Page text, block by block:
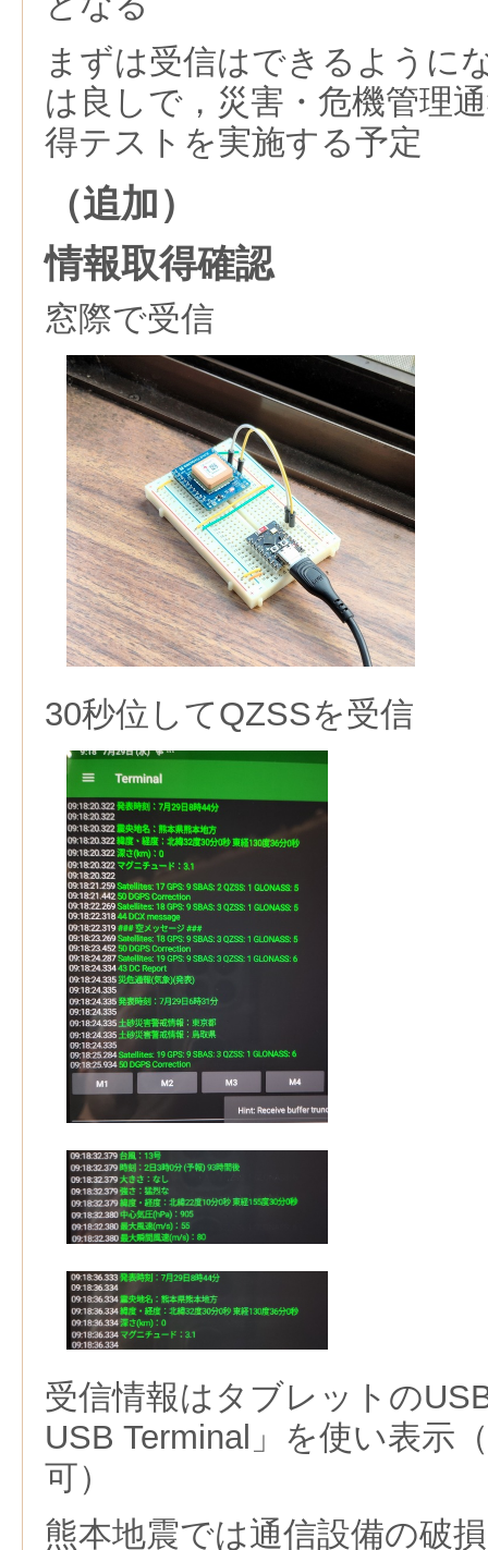
まずは受信はできるように
は良しで，災害・危機管理
得テストを実施する予定
（追加）
情報取得確認
窓際で受信
30秒位してQZSSを受信
受信情報はタブレットの
USB Terminal」を使い表示
可）
熊本地震では通信設備の破